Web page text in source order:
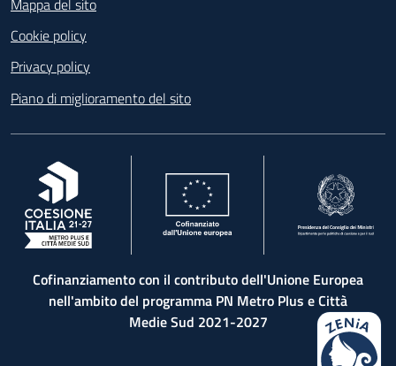
Mappa del sito
Cookie policy
Privacy policy
Piano di miglioramento del sito
, apre in una nuova scheda
Cofinanziamento con il contributo dell'Unione Europea
nell'ambito del programma PN Metro Plus e Città
Medie Sud 2021-2027